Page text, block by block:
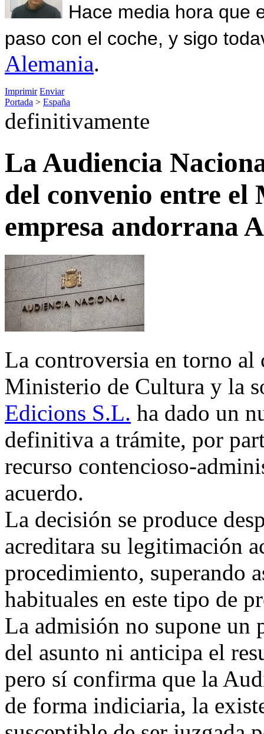
Hace media hora que
paso con el coche, y sigo
Alemania.
Imprimir Enviar
Portada > España
definitivamente
La Audiencia
del convenio entre
empresa andorrana
La controversia en torno
Ministerio de Cultura y la
Edicions S.L. ha dado un
definitiva a trámite, por
recurso contencioso-
acuerdo.
La decisión se produce
acreditara su legitimación
procedimiento, superando
habituales en este tipo de
La admisión no supone un
del asunto ni anticipa el
pero sí confirma que la
de forma indiciaria, la